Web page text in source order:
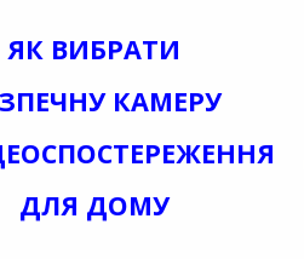
ЯК ВИБРАТИ
КАМЕРУ
ДЛЯ ДОМУ